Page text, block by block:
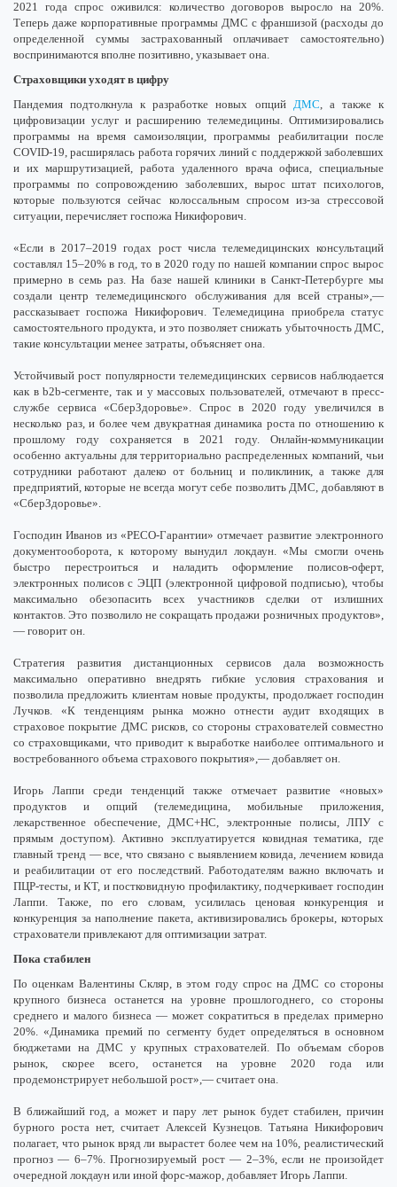
2021 года спрос оживился: количество договоров выросло на 20%.
Теперь даже корпоративные программы ДМС с франшизой (расходы до
определенной суммы застрахованный оплачивает самостоятельно)
воспринимаются вполне позитивно, указывает она.
Страховщики уходят в цифру
Пандемия подтолкнула к разработке новых опций ДМС, а также к
цифровизации услуг и расширению телемедицины. Оптимизировались
программы на время самоизоляции, программы реабилитации после
COVID-19, расширялась работа горячих линий с поддержкой заболевших
и их маршрутизацией, работа удаленного врача офиса, специальные
программы по сопровождению заболевших, вырос штат психологов,
которые пользуются сейчас колоссальным спросом из-за стрессовой
ситуации, перечисляет госпожа Никифорович.
«Если в 2017–2019 годах рост числа телемедицинских консультаций
составлял 15–20% в год, то в 2020 году по нашей компании спрос вырос
примерно в семь раз. На базе нашей клиники в Санкт-Петербурге мы
создали центр телемедицинского обслуживания для всей страны»,—
рассказывает госпожа Никифорович. Телемедицина приобрела статус
самостоятельного продукта, и это позволяет снижать убыточность ДМС,
такие консультации менее затраты, объясняет она.
Устойчивый рост популярности телемедицинских сервисов наблюдается
как в b2b-сегменте, так и у массовых пользователей, отмечают в пресс-
службе сервиса «СберЗдоровье». Спрос в 2020 году увеличился в
несколько раз, и более чем двукратная динамика роста по отношению к
прошлому году сохраняется в 2021 году. Онлайн-коммуникации
особенно актуальны для территориально распределенных компаний, чьи
сотрудники работают далеко от больниц и поликлиник, а также для
предприятий, которые не всегда могут себе позволить ДМС, добавляют в
«СберЗдоровье».
Господин Иванов из «РЕСО-Гарантии» отмечает развитие электронного
документооборота, к которому вынудил локдаун. «Мы смогли очень
быстро перестроиться и наладить оформление полисов-оферт,
электронных полисов с ЭЦП (электронной цифровой подписью), чтобы
максимально обезопасить всех участников сделки от излишних
контактов. Это позволило не сокращать продажи розничных продуктов»,
— говорит он.
Стратегия развития дистанционных сервисов дала возможность
максимально оперативно внедрять гибкие условия страхования и
позволила предложить клиентам новые продукты, продолжает господин
Лучков. «К тенденциям рынка можно отнести аудит входящих в
страховое покрытие ДМС рисков, со стороны страхователей совместно
со страховщиками, что приводит к выработке наиболее оптимального и
востребованного объема страхового покрытия»,— добавляет он.
Игорь Лаппи среди тенденций также отмечает развитие «новых»
продуктов и опций (телемедицина, мобильные приложения,
лекарственное обеспечение, ДМС+НС, электронные полисы, ЛПУ с
прямым доступом). Активно эксплуатируется ковидная тематика, где
главный тренд — все, что связано с выявлением ковида, лечением ковида
и реабилитации от его последствий. Работодателям важно включать и
ПЦР-тесты, и КТ, и постковидную профилактику, подчеркивает господин
Лаппи. Также, по его словам, усилилась ценовая конкуренция и
конкуренция за наполнение пакета, активизировались брокеры, которых
страхователи привлекают для оптимизации затрат.
Пока стабилен
По оценкам Валентины Скляр, в этом году спрос на ДМС со стороны
крупного бизнеса останется на уровне прошлогоднего, со стороны
среднего и малого бизнеса — может сократиться в пределах примерно
20%. «Динамика премий по сегменту будет определяться в основном
бюджетами на ДМС у крупных страхователей. По объемам сборов
рынок, скорее всего, останется на уровне 2020 года или
продемонстрирует небольшой рост»,— считает она.
В ближайший год, а может и пару лет рынок будет стабилен, причин
бурного роста нет, считает Алексей Кузнецов. Татьяна Никифорович
полагает, что рынок вряд ли вырастет более чем на 10%, реалистический
прогноз — 6–7%. Прогнозируемый рост — 2–3%, если не произойдет
очередной локдаун или иной форс-мажор, добавляет Игорь Лаппи.